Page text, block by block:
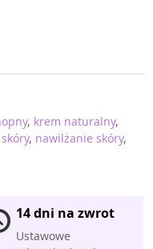
, krem naturalny,
, nawilżanie skóry,
14 dni na zwrot
Ustawowe